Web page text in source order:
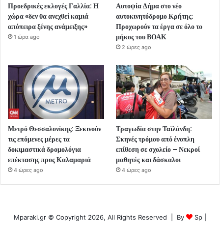
Προεδρικές εκλογές Γαλλία: Η
χώρα «δεν θα ανεχθεί καμιά
απόπειρα ξένης ανάμειξης»
1 ώρα ago
Αυτοψία Δήμα στο νέο
αυτοκινητόδρομο Κρήτης:
Προχωρούν τα έργα σε όλο το
μήκος του ΒΟΑΚ
2 ώρες ago
Μετρό Θεσσαλονίκης: Ξεκινούν
τις επόμενες μέρες τα
δοκιμαστικά δρομολόγια
επέκτασης προς Καλαμαριά
4 ώρες ago
Τραγωδία στην Ταϊλάνδη:
Σκηνές τρόμου από ένοπλη
επίθεση σε σχολείο – Νεκροί
μαθητές και δάσκαλοι
4 ώρες ago
Mparaki.gr © Copyright 2026, All Rights Reserved | By Sp